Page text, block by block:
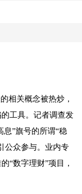
相关概念被热炒，
工具。记者调查发
息”旗号的所谓“稳
公众参与。业内专
“数字理财”项目，